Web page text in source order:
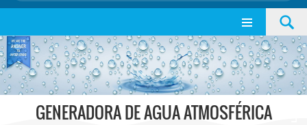
GENERADORA DE AGUA ATMOSFÉRICA